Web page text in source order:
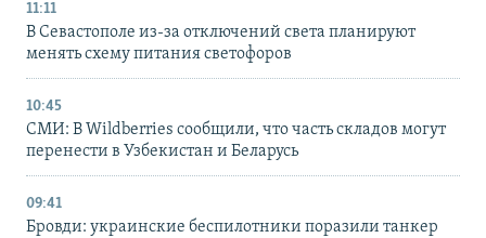
11:11
В Севастополе из-за отключений света планируют
менять схему питания светофоров
10:45
СМИ: В Wildberries сообщили, что часть складов могут
перенести в Узбекистан и Беларусь
09:41
Бровди: украинские беспилотники поразили танкер